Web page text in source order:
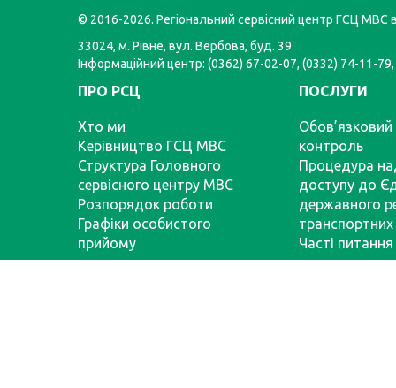
© 2016-2026. Регіональний сервісний центр ГСЦ МВС
33024, м. Рівне, вул. Вербова, буд. 39
Інформаційний центр: (0362) 67-02-07, (0332) 74-11-
ПРО РСЦ
Хто ми
Керівництво ГСЦ МВС
Структура Головного
сервісного центру МВС
Розпорядок роботи
Графіки особистого
прийому
ПОСЛУГИ
Обов’язковий
контроль
Процедура
доступу до
державного
транспортних
Часті питання